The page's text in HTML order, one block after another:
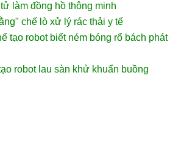
làm đồng hồ thông minh
chế lò xử lý rác thải y tế
tạo robot biết ném bóng rổ bách phát
robot lau sàn khử khuẩn buồng